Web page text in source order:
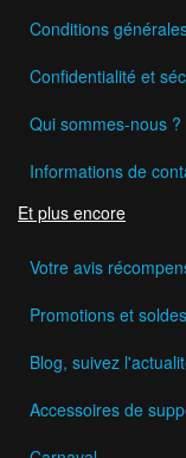
Conditions
Confidentialité et
Qui sommes-nous ?
Informations de
Et plus encore
Votre avis
Promotions et soldes
Blog, suivez
Accessoires de